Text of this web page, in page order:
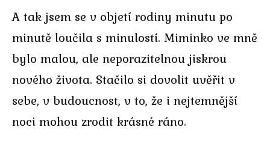
A tak jsem se v objetí rodiny minutu po
minutě loučila s minulostí. Miminko ve mně
bylo malou, ale neporazitelnou jiskrou
nového života. Stačilo si dovolit uvěřit v
sebe, v budoucnost, v to, že i nejtemnější
noci mohou zrodit krásné ráno.